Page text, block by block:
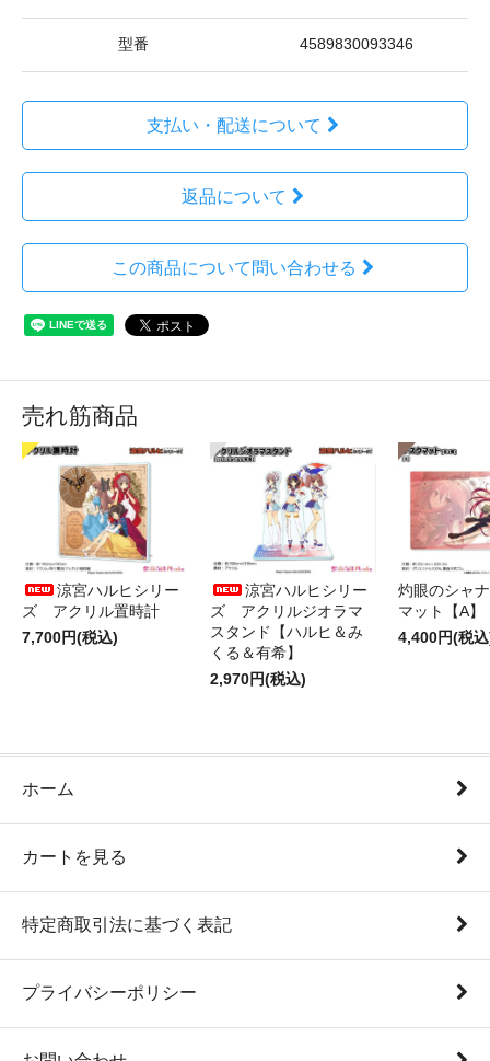
型番 4589830093346
支払い・配送について
返品について
この商品について問い合わせる
売れ筋商品
涼宮ハルヒシリー
ズ アクリル置時計
7,700円(税込)
涼宮ハルヒシリー
ズ アクリルジオラマ
スタンド【ハルヒ＆み
くる＆有希】
2,970円(税込)
灼眼のシャ
マット【A】
4,400円(税
ホーム
カートを見る
特定商取引法に基づく表記
プライバシーポリシー